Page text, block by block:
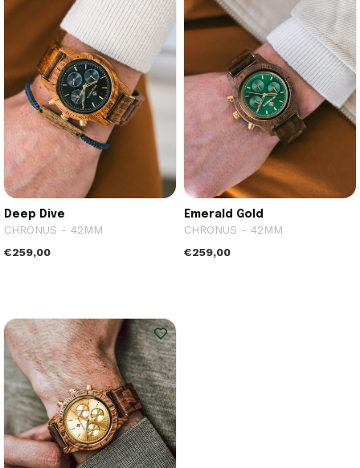
Deep Dive
CHRONUS - 42MM
€259,00
Emerald Gold
CHRONUS - 42MM
€259,00